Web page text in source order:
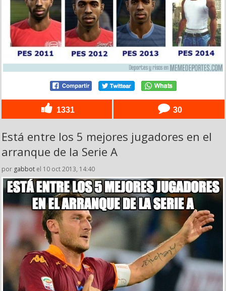
1331 30
Está entre los 5 mejores jugadores en el
arranque de la Serie A
por gabbot el 10 oct 2013, 14:40